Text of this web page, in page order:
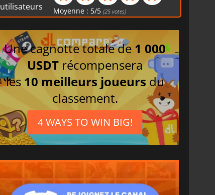
utilisateurs
Moyenne : 5/5 (25 votes)
Une cagnotte totale de 1 000
USDT récompensera
les 10 meilleurs joueurs du
classement.
4 WAYS TO WIN BIG!